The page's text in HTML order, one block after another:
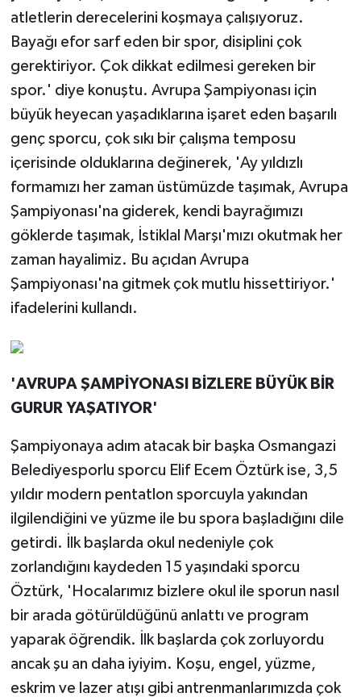
atletlerin derecelerini koşmaya çalışıyoruz.
Bayağı efor sarf eden bir spor, disiplini çok
gerektiriyor. Çok dikkat edilmesi gereken bir
spor.' diye konuştu. Avrupa Şampiyonası için
büyük heyecan yaşadıklarına işaret eden başarılı
genç sporcu, çok sıkı bir çalışma temposu
içerisinde olduklarına değinerek, 'Ay yıldızlı
formamızı her zaman üstümüzde taşımak, Avrupa
Şampiyonası'na giderek, kendi bayrağımızı
göklerde taşımak, İstiklal Marşı'mızı okutmak her
zaman hayalimiz. Bu açıdan Avrupa
Şampiyonası'na gitmek çok mutlu hissettiriyor.'
ifadelerini kullandı.
'AVRUPA ŞAMPİYONASI BİZLERE BÜYÜK BİR
GURUR YAŞATIYOR'
Şampiyonaya adım atacak bir başka Osmangazi
Belediyesporlu sporcu Elif Ecem Öztürk ise, 3,5
yıldır modern pentatlon sporcuyla yakından
ilgilendiğini ve yüzme ile bu spora başladığını dile
getirdi. İlk başlarda okul nedeniyle çok
zorlandığını kaydeden 15 yaşındaki sporcu
Öztürk, 'Hocalarımız bizlere okul ile sporun nasıl
bir arada götürüldüğünü anlattı ve program
yaparak öğrendik. İlk başlarda çok zorluyordu
ancak şu an daha iyiyim. Koşu, engel, yüzme,
eskrim ve lazer atışı gibi antrenmanlarımızda çok